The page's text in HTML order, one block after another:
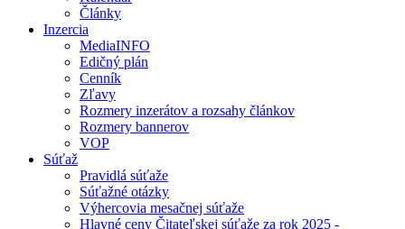
Články
Inzercia
MediaINFO
Edičný plán
Cenník
Zľavy
Rozmery inzerátov a rozsahy článkov
Rozmery bannerov
VOP
Súťaž
Pravidlá súťaže
Súťažné otázky
Výhercovia mesačnej súťaže
Hlavné ceny Čitateľskej súťaže za rok 2025 -